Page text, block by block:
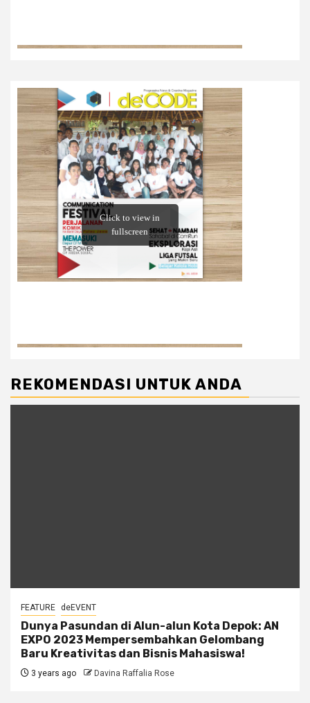
REKOMENDASI UNTUK ANDA
FEATURE deEVENT
Dunya Pasundan di Alun-alun Kota Depok: AN
EXPO 2023 Mempersembahkan Gelombang
Baru Kreativitas dan Bisnis Mahasiswa!
3 years ago Davina Raffalia Rose